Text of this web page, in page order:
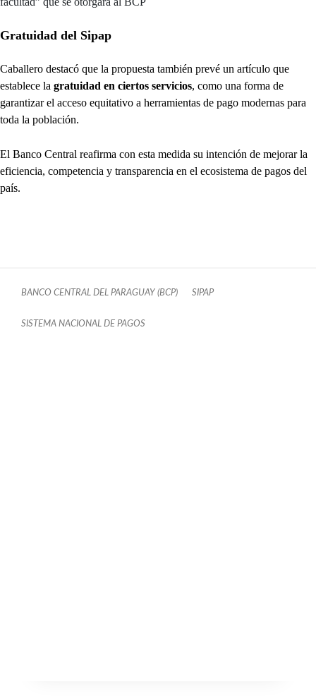
Gratuidad del Sipap
Caballero destacó que la propuesta también prevé un artículo que
establece la gratuidad en ciertos servicios, como una forma de
garantizar el acceso equitativo a herramientas de pago modernas para
toda la población.
El Banco Central reafirma con esta medida su intención de mejorar la
eficiencia, competencia y transparencia en el ecosistema de pagos del
país.
BANCO CENTRAL DEL PARAGUAY (BCP) SIPAP
SISTEMA NACIONAL DE PAGOS